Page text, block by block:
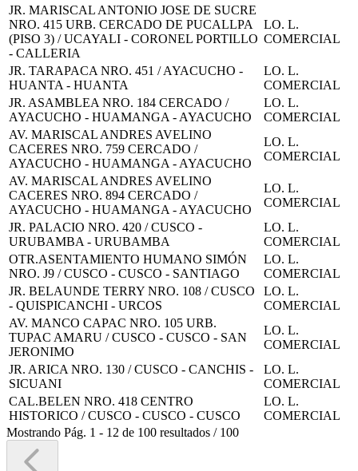
JR. MARISCAL ANTONIO JOSE DE SUCRE
NRO. 415 URB. CERCADO DE PUCALLPA
(PISO 3) / UCAYALI - CORONEL PORTILLO
- CALLERIA
LO. L.
COMERCIAL
JR. TARAPACA NRO. 451 / AYACUCHO -
HUANTA - HUANTA
LO. L.
COMERCIAL
JR. ASAMBLEA NRO. 184 CERCADO /
AYACUCHO - HUAMANGA - AYACUCHO
LO. L.
COMERCIAL
AV. MARISCAL ANDRES AVELINO
CACERES NRO. 759 CERCADO /
AYACUCHO - HUAMANGA - AYACUCHO
LO. L.
COMERCIAL
AV. MARISCAL ANDRES AVELINO
CACERES NRO. 894 CERCADO /
AYACUCHO - HUAMANGA - AYACUCHO
LO. L.
COMERCIAL
JR. PALACIO NRO. 420 / CUSCO -
URUBAMBA - URUBAMBA
LO. L.
COMERCIAL
OTR.ASENTAMIENTO HUMANO SIMÓN
NRO. J9 / CUSCO - CUSCO - SANTIAGO
LO. L.
COMERCIAL
JR. BELAUNDE TERRY NRO. 108 / CUSCO
- QUISPICANCHI - URCOS
LO. L.
COMERCIAL
AV. MANCO CAPAC NRO. 105 URB.
TUPAC AMARU / CUSCO - CUSCO - SAN
JERONIMO
LO. L.
COMERCIAL
JR. ARICA NRO. 130 / CUSCO - CANCHIS -
SICUANI
LO. L.
COMERCIAL
CAL.BELEN NRO. 418 CENTRO
HISTORICO / CUSCO - CUSCO - CUSCO
LO. L.
COMERCIAL
Mostrando Pág. 1 - 12 de 100 resultados / 100